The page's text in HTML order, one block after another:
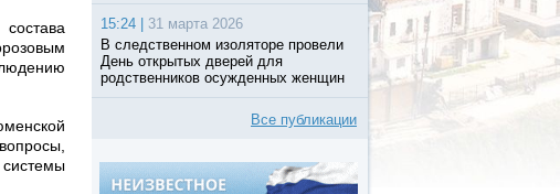
15:24 |
31 марта 2026
В следственном изоляторе провели
День открытых дверей для
родственников осужденных женщин
Все публикации